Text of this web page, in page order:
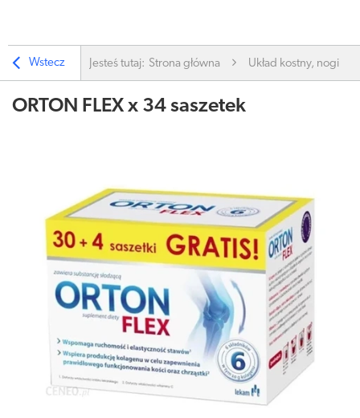
Wstecz Jesteś tutaj: Strona główna Układ kostny, nogi
ORTON FLEX x 34 saszetek